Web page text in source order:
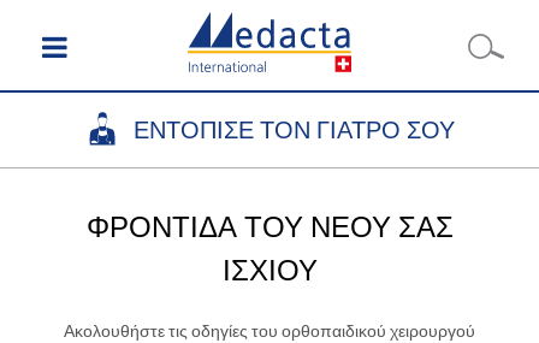
ΕΝΤΟΠΙΣΕ ΤΟΝ ΓΙΑΤΡΟ ΣΟΥ
ΦΡΟΝΤΙΔΑ ΤΟΥ ΝΕΟΥ ΣΑΣ
ΙΣΧΙΟΥ
Ακολουθήστε τις οδηγίες του ορθοπαιδικού χειρουργού